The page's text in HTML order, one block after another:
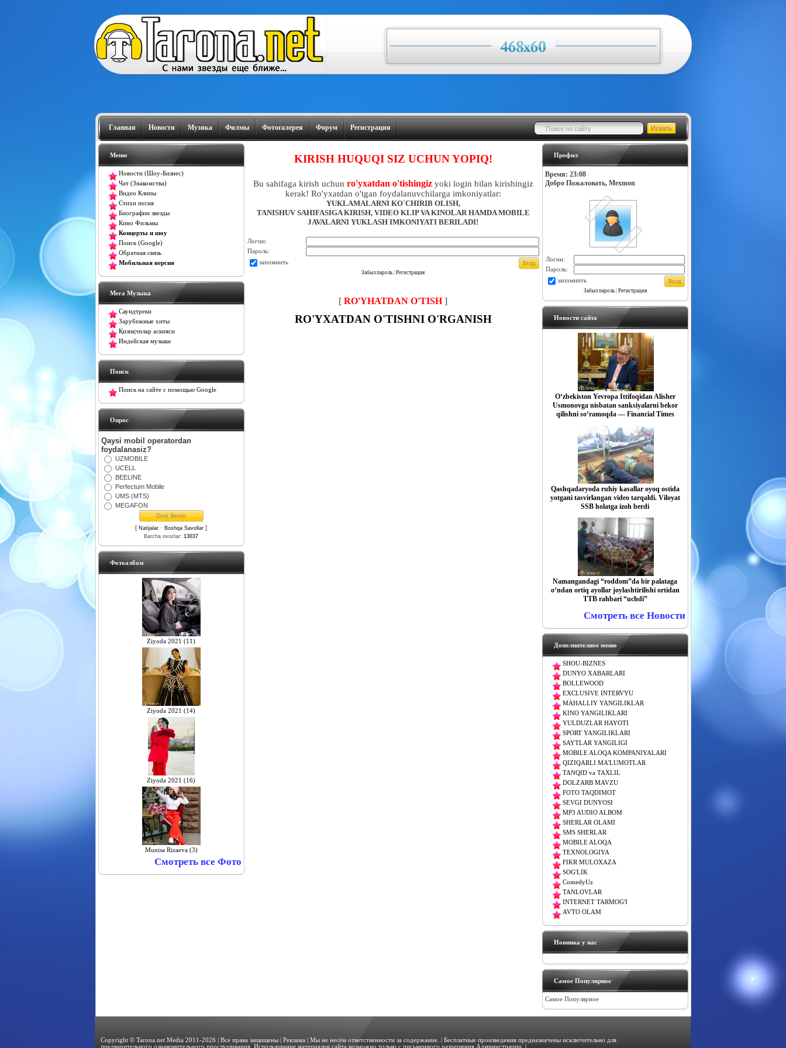
Главная Новости Музика Филмы Фотогалерея Форум Регистрация
Меню
Новости (Шоу-Бизнес)
Чат (Знакомства)
Видео Клипы
Стихи песня
Биографии звезды
Кино Фильмы
Концерты и шоу
Поиск (Google)
Обратная связь
Мобильная версия
Мега Музыка
Саундтреки
Зарубежные хиты
Қизиқчилар аскияси
Индейская музыки
Поиск
Поиск на сайте с помощью Google
Oпрос
Qaysi mobil operatordan
foydalanasiz?
UZMOBILE
UCELL
BEELINE
Perfectum Mobile
UMS (MTS)
MEGAFON
[ Natijalar · Boshqa Savollar ]
Barcha ovozlar: 13037
Фотоалбом
Ziyoda 2021 (11)
Ziyoda 2021 (14)
Ziyoda 2021 (16)
Munisa Rizaeva (3)
Смотреть все Фото
KIRISH HUQUQI SIZ UCHUN YOPIQ!
Bu sahifaga kirish uchun ro'yxatdan o'tishingizyoki login bilan kirishingiz
kerak! Ro'yxatdan o'tgan foydalanuvchilarga imkoniyatlar:
YUKLAMALARNI KO`CHIRIB OLISH,
TANISHUV SAHIFASIGA KIRISH, VIDEO KLIP VA KINOLAR HAMDA MOBILE
JAVALARNI YUKLASH IMKONIYATI BERILADI!
Логин:
Пароль:
запомнить
Забыл пароль Регистрация
[ RO'YHATDAN O'TISH]
RO'YXATDAN O'TISHNI O'RGANISH
Профил
Время: 23:08
Добро Пожаловать, Mexmon
Логин:
Пароль:
запомнить
Забыл пароль| Регистрация
Новости сайта
O‘zbekiston Yevropa Ittifoqidan Alisher
Usmonovga nisbatan sanksiyalarni bekor
qilishni so‘ramoqda — Financial Times
Qashqadaryoda ruhiy kasallar oyoq ostida
yotgani tasvirlangan video tarqaldi. Viloyat
SSB holatga izoh berdi
Namangandagi “roddom”da bir palataga
o‘ndan ortiq ayollar joylashtirilishi ortidan
TTB rahbari “uchdi”
Смотреть все Новости
Дополнителное меню
SHOU-BIZNES
DUNYO XABARLARI
BOLLEWOOD
EXCLUSIVE INTERVYU
MAHALLIY YANGILIKLAR
KINO YANGILIKLARI
YULDUZLAR HAYOTI
SPORT YANGILIKLARI
SAYTLAR YANGILIGI
MOBILE ALOQA KOMPANIYALARI
QIZIQARLI MA'LUMOTLAR
TANQID va TAXLIL
DOLZARB MAVZU
FOTO TAQDIMOT
SEVGI DUNYOSI
MP3 AUDIO ALBOM
SHERLAR OLAMI
SMS SHERLAR
MOBILE ALOQA
TEXNOLOGIYA
FIKR MULOXAZA
SOG'LIK
ComedyUz
TANLOVLAR
INTERNET TARMOG'I
AVTO OLAM
Новинка у нас
Самое Популярное
Самое Популярное
Copyright © Tarona.net Media 2011-2026 | Все права защищены |Реклама
| Мы не несём ответственности за содержание. | Бесплатные произведения предназначены исключительно для
предварительного ознакомительного прослушивания. Использование материалов сайта возможно только с письменного разрешения Администрации. |